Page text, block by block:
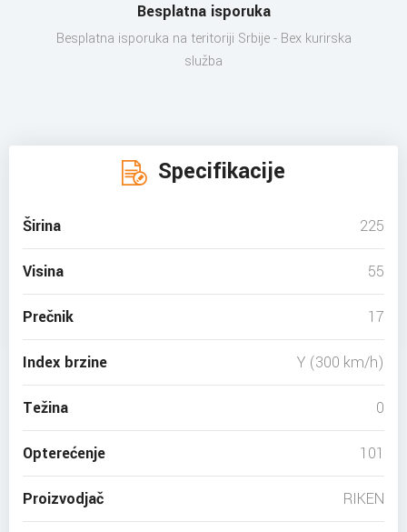
Besplatna isporuka
Besplatna isporuka na teritoriji Srbije - Bex kurirska
služba
Specifikacije
Širina 225
Visina 55
Prečnik 17
Index brzine Y (300 km/h)
Težina 0
Opterećenje 101
Proizvodjač RIKEN